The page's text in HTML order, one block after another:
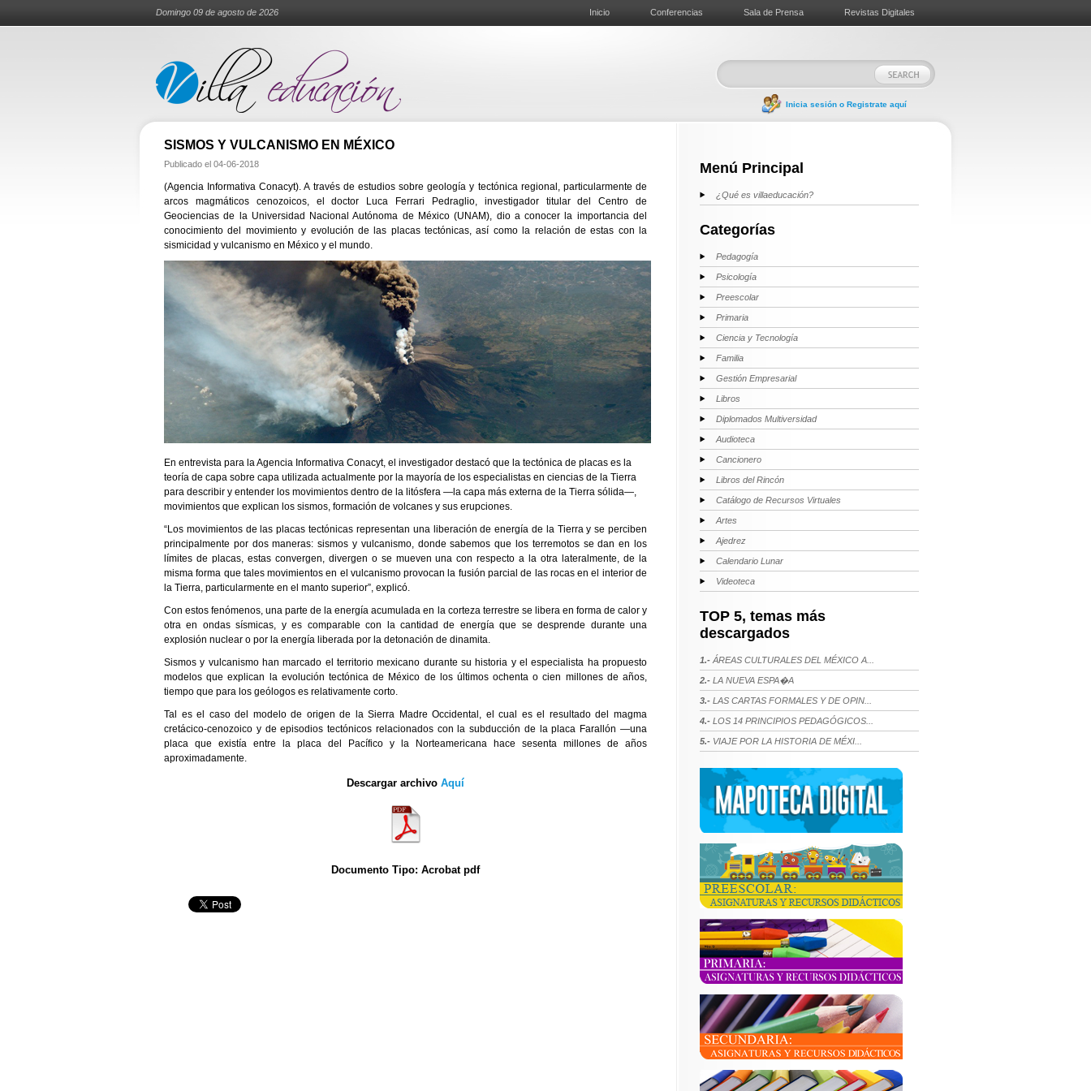
Domingo 09 de agosto de 2026 Inicio Conferencias Sala de Prensa Revistas Digitales
Inicia sesión o Registrate aquí
SISMOS Y VULCANISMO EN MÉXICO
Publicado el 04-06-2018
(Agencia Informativa Conacyt). A través de estudios sobre geología y tectónica regional, particularmente de
arcos magmáticos cenozoicos, el doctor Luca Ferrari Pedraglio, investigador titular del Centro de
Geociencias de la Universidad Nacional Autónoma de México (UNAM), dio a conocer la importancia del
conocimiento del movimiento y evolución de las placas tectónicas, así como la relación de estas con la
sismicidad y vulcanismo en México y el mundo.
En entrevista para la Agencia Informativa Conacyt, el investigador destacó que la tectónica de placas es la
teoría de capa sobre capa utilizada actualmente por la mayoría de los especialistas en ciencias de la Tierra
para describir y entender los movimientos dentro de la litósfera —la capa más externa de la Tierra sólida—,
movimientos que explican los sismos, formación de volcanes y sus erupciones.
“Los movimientos de las placas tectónicas representan una liberación de energía de la Tierra y se perciben
principalmente por dos maneras: sismos y vulcanismo, donde sabemos que los terremotos se dan en los
límites de placas, estas convergen, divergen o se mueven una con respecto a la otra lateralmente, de la
misma forma que tales movimientos en el vulcanismo provocan la fusión parcial de las rocas en el interior de
la Tierra, particularmente en el manto superior”, explicó.
Con estos fenómenos, una parte de la energía acumulada en la corteza terrestre se libera en forma de calor y
otra en ondas sísmicas, y es comparable con la cantidad de energía que se desprende durante una
explosión nuclear o por la energía liberada por la detonación de dinamita.
Sismos y vulcanismo han marcado el territorio mexicano durante su historia y el especialista ha propuesto
modelos que explican la evolución tectónica de México de los últimos ochenta o cien millones de años,
tiempo que para los geólogos es relativamente corto.
Tal es el caso del modelo de origen de la Sierra Madre Occidental, el cual es el resultado del magma
cretácico-cenozoico y de episodios tectónicos relacionados con la subducción de la placa Farallón —una
placa que existía entre la placa del Pacífico y la Norteamericana hace sesenta millones de años
aproximadamente.
Descargar archivo Aquí
Documento Tipo: Acrobat pdf
Menú Principal
¿Qué es villaeducación?
Categorías
Pedagogía
Psicología
Preescolar
Primaria
Ciencia y Tecnología
Familia
Gestión Empresarial
Libros
Diplomados Multiversidad
Audioteca
Cancionero
Libros del Rincón
Catálogo de Recursos Virtuales
Artes
Ajedrez
Calendario Lunar
Videoteca
TOP 5, temas más
descargados
1.- ÁREAS CULTURALES DEL MÉXICO A...
2.- LA NUEVA ESPA�A
3.- LAS CARTAS FORMALES Y DE OPIN...
4.- LOS 14 PRINCIPIOS PEDAGÓGICOS...
5.- VIAJE POR LA HISTORIA DE MÉXI...